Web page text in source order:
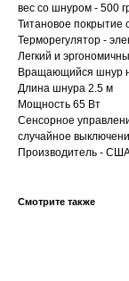
вес со шнуром - 500
Титановое покрытие
Терморегулятор -
Легкий и
Вращающийся шнур
Длина шнура 2.5 м
Мощность 65 Вт
Сенсорное
случайное
Производитель -
Смотрите также